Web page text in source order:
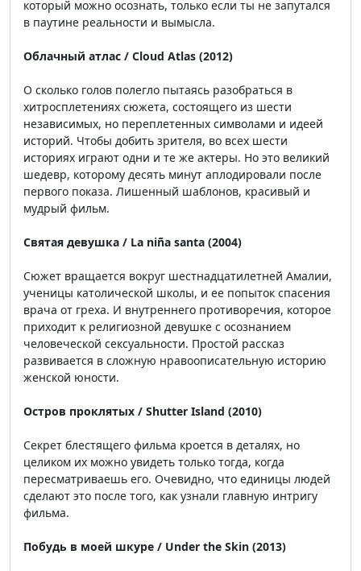
который можно осознать, только если ты не запутался
в паутине реальности и вымысла.
Облачный атлас / Cloud Atlas (2012)
О сколько голов полегло пытаясь разобраться в
хитросплетениях сюжета, состоящего из шести
независимых, но переплетенных символами и идеей
историй. Чтобы добить зрителя, во всех шести
историях играют одни и те же актеры. Но это великий
шедевр, которому десять минут аплодировали после
первого показа. Лишенный шаблонов, красивый и
мудрый фильм.
Святая девушка / La niña santa (2004)
Сюжет вращается вокруг шестнадцатилетней Амалии,
ученицы католической школы, и ее попыток спасения
врача от греха. И внутреннего противоречия, которое
приходит к религиозной девушке с осознанием
человеческой сексуальности. Простой рассказ
развивается в сложную нравоописательную историю
женской юности.
Остров проклятых / Shutter Island (2010)
Секрет блестящего фильма кроется в деталях, но
целиком их можно увидеть только тогда, когда
пересматриваешь его. Очевидно, что единицы людей
сделают это после того, как узнали главную интригу
фильма.
Побудь в моей шкуре / Under the Skin (2013)